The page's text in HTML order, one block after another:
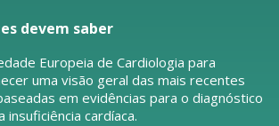
devem saber
Europeia de Cardiologia para
uma visão geral das mais recentes
em evidências para o diagnóstico
cardíaca.